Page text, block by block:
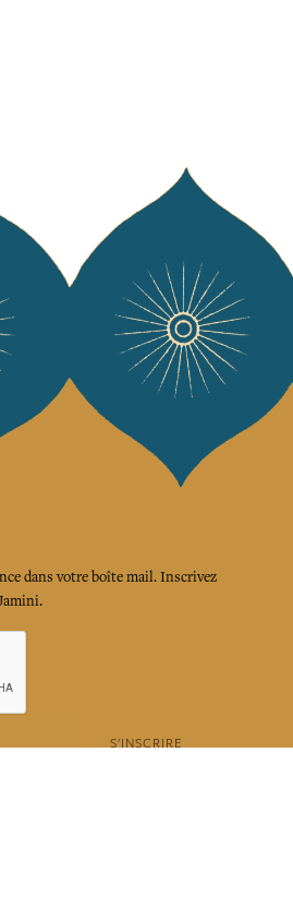
dans votre boîte mail. Inscrivez
S'INSCRIRE